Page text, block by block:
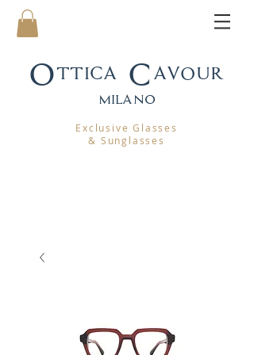
Ottica Cavour
milano
Exclusive Glasses
& Sunglasses